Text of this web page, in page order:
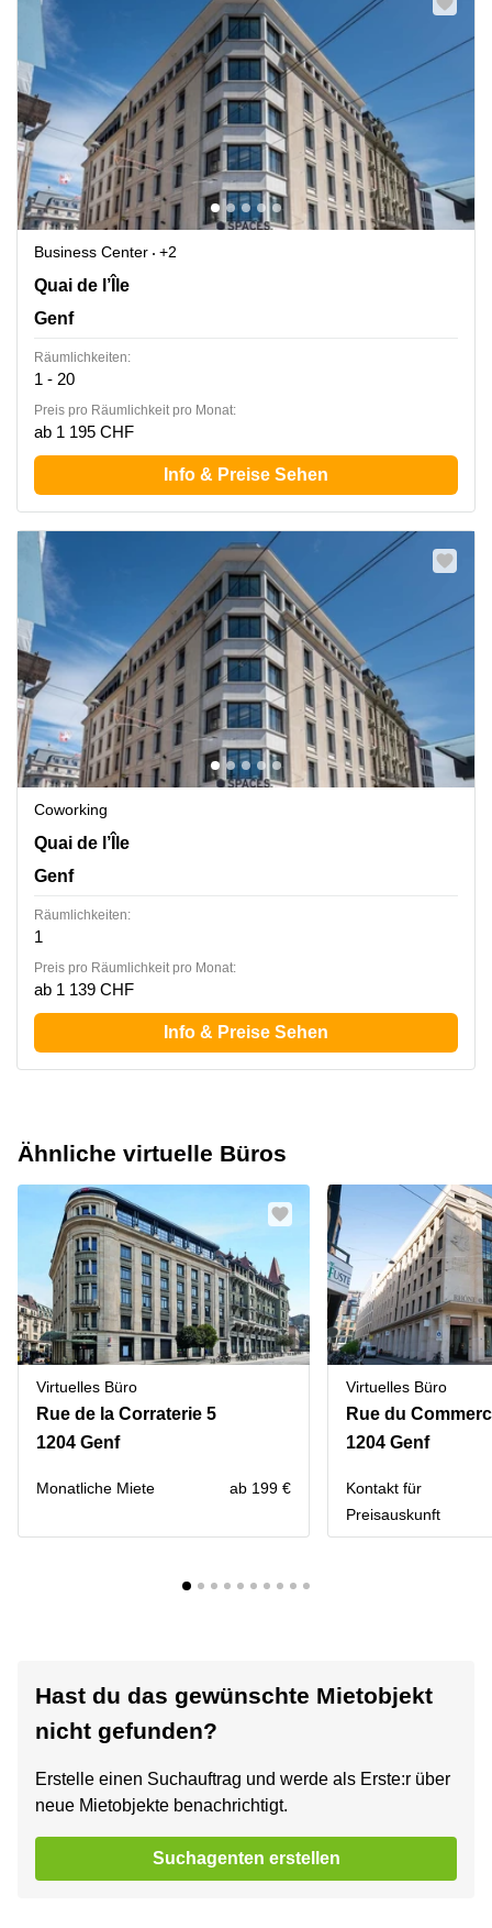
Business Center
+2
Quai de l’Île 13, Genf
Quai de l’Île
Genf
Räumlichkeiten:
1 - 20
Preis pro Räumlichkeit pro Monat:
ab 1 195 CHF
Info & Preise Sehen
Coworking
Quai de l’Île 13, Genf
Quai de l’Île
Genf
Räumlichkeiten:
1
Preis pro Räumlichkeit pro Monat:
ab 1 139 CHF
Info & Preise Sehen
Ähnliche virtuelle Büros
Virtuelles Büro
Rue de la Corraterie 5
1204 Genf
Monatliche Miete ab 199 €
Virtuelles Büro
1204 Genf
Kontakt für
Preisauskunft
Hast du das gewünschte Mietobjekt
nicht gefunden?
Erstelle einen Suchauftrag und werde als Erste:r über
neue Mietobjekte benachrichtigt.
Suchagenten erstellen